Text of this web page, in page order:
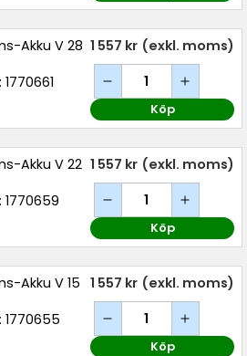
Akku V 28 1 557 kr (exkl. moms)
Köp
Akku V 22
1770659
1 557 kr (exkl. moms)
Köp
Akku V 15
1770655
1 557 kr (exkl. moms)
Köp